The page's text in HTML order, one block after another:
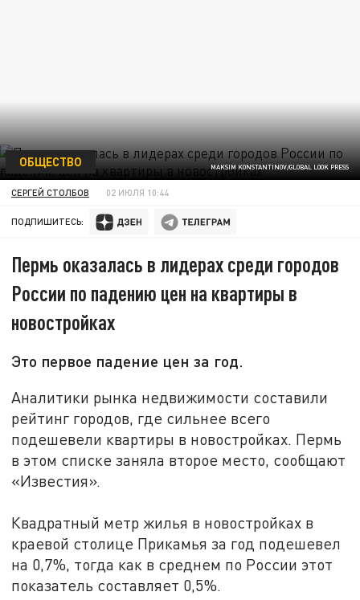
MAKSIM KONSTANTINOV/GLOBAL LOOK PRESS
ОБЩЕСТВО
СЕРГЕЙ СТОЛБОВ 02 ИЮЛЯ 10:44
ПОДПИШИТЕСЬ:
Пермь оказалась в лидерах среди городов
России по падению цен на квартиры в
новостройках
Это первое падение цен за год.
Аналитики рынка недвижимости составили
рейтинг городов, где сильнее всего
подешевели квартиры в новостройках. Пермь
в этом списке заняла второе место, сообщают
«Известия».
Квадратный метр жилья в новостройках в
краевой столице Прикамья за год подешевел
на 0,7%, тогда как в среднем по России этот
показатель составляет 0,5%.